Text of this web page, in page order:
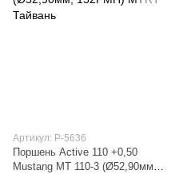
Артикул: P-5636
Поршень Active 110 +0,50
Mustang MT 110-3 (Ø52,90мм,